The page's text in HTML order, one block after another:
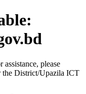
please
the District/Upazila ICT